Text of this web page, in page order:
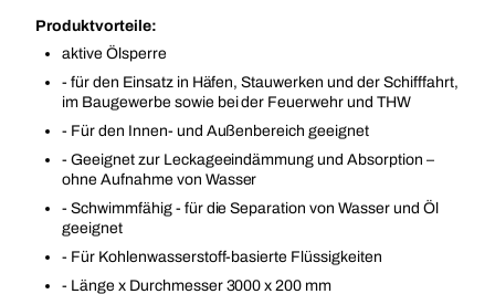
Produktvorteile:
aktive Ölsperre
- für den Einsatz in Häfen, Stauwerken und der Schifffahrt,
im Baugewerbe sowie bei der Feuerwehr und THW
- Für den Innen- und Außenbereich geeignet
- Geeignet zur Leckageeindämmung und Absorption –
ohne Aufnahme von Wasser
- Schwimmfähig - für die Separation von Wasser und Öl
geeignet
- Für Kohlenwasserstoff-basierte Flüssigkeiten
- Länge x Durchmesser 3000 x 200 mm